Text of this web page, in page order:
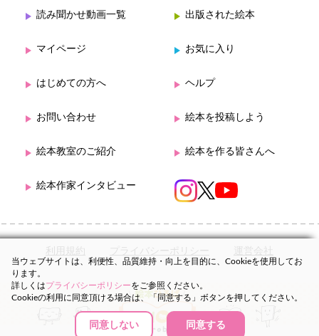
読み聞かせ動画一覧 出版された絵本
マイページ お気に入り
はじめての方へ ヘルプ
お問い合わせ 絵本を投稿しよう
絵本教室のご紹介 絵本を作る皆さんへ
絵本作家インタビュー
利用規約 プライバシーポリシー 運営会社
当ウェブサイトは、利便性、品質維持・向上を目的に、Cookieを使用してお
ります。
詳しくはプライバシーポリシーをご参照ください。
Cookieの利用に同意頂ける場合は、「同意する」ボタンを押してください。
同意しない 同意する